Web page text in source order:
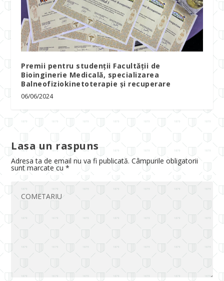
Premii pentru studenții Facultății de
Bioinginerie Medicală, specializarea
Balneofiziokinetoterapie și recuperare
06/06/2024
Lasa un raspuns
Adresa ta de email nu va fi publicată. Câmpurile obligatorii
sunt marcate cu*